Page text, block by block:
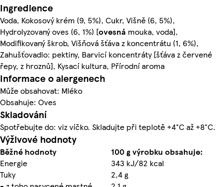
Ingredience
Voda, Kokosový krém (9, 5%), Cukr, Višně (6, 5%),
Hydrolyzovaný oves (6, 1%) [ovesná mouka, voda],
Modifikovaný škrob, Višňová šťáva z koncentrátu (1, 6%),
Zahušťovadlo: pektiny, Barvicí koncentráty [šťáva z červené
řepy, z hroznů], Kysací kultura, Přírodní aroma
Informace o alergenech
Může obsahovat: Mléko
Obsahuje: Oves
Skladování
Spotřebujte do: viz víčko. Skladujte při teplotě +4°C až +8°C.
Výživové hodnoty
Běžné hodnoty
100 g výrobku obsahuje:
Energie
343 kJ/82 kcal
Tuky
2,4 g